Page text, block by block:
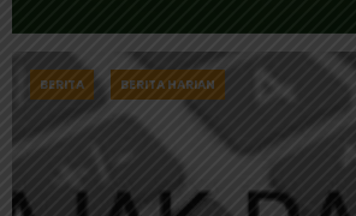
BERITA BERITA HARIAN